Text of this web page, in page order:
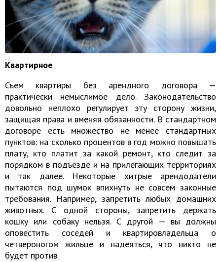
Квартирное
Съем квартиры без арендного договора —
практически немыслимое дело. Законодательство
довольно неплохо регулирует эту сторону жизни,
защищая права и вменяя обязанности. В стандартном
договоре есть множество не менее стандартных
пунктов: на сколько процентов в год можно повышать
плату, кто платит за какой ремонт, кто следит за
порядком в подъезде и на прилегающих территориях
и так далее. Некоторые хитрые арендодатели
пытаются под шумок впихнуть не совсем законные
требования. Например, запретить любых домашних
животных. С одной стороны, запретить держать
кошку или собаку нельзя. С другой — вы должны
оповестить соседей и квартировладельца о
четвероногом жильце и надеяться, что никто не
будет против.